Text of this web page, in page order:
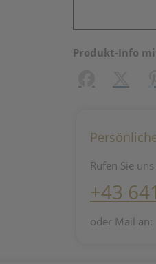
Produkt-Info
Rufen Sie
+43
oder Mail an: